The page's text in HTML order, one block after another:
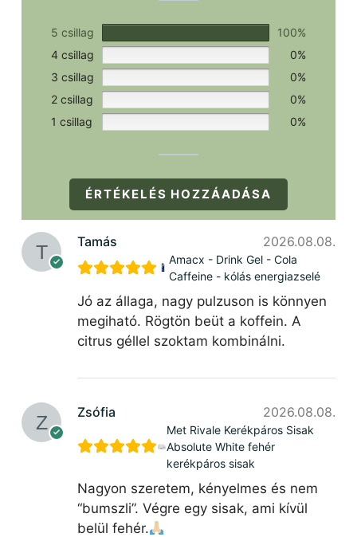
5 csillag
100%
4 csillag
0%
3 csillag
0%
2 csillag
0%
1 csillag
0%
ÉRTÉKELÉS HOZZÁADÁSA
Tamás 2026.08.08.
Amacx - Drink Gel - Cola
Caffeine - kólás energiazselé
Jó az állaga, nagy pulzuson is könnyen
megiható. Rögtön beüt a koffein. A
citrus géllel szoktam kombinálni.
Zsófia 2026.08.08.
Met Rivale Kerékpáros Sisak
Absolute White fehér
kerékpáros sisak
Nagyon szeretem, kényelmes és nem
“bumszli”. Végre egy sisak, ami kívül
belül fehér.